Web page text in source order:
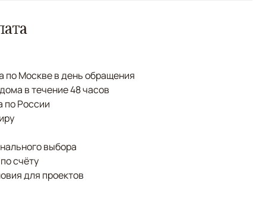
по Москве в день обращения
в течение 48 часов
по России
выбора
счёту
для проектов